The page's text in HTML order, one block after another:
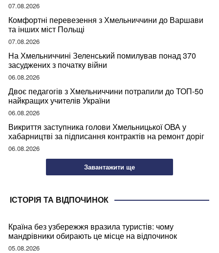
07.08.2026
Комфортні перевезення з Хмельниччини до Варшави
та інших міст Польщі
07.08.2026
На Хмельниччині Зеленський помилував понад 370
засуджених з початку війни
06.08.2026
Двоє педагогів з Хмельниччини потрапили до ТОП-50
найкращих учителів України
06.08.2026
Викриття заступника голови Хмельницької ОВА у
хабарництві за підписання контрактів на ремонт доріг
06.08.2026
Завантажити ще
ІСТОРІЯ ТА ВІДПОЧИНОК
Країна без узбережжя вразила туристів: чому
мандрівники обирають це місце на відпочинок
05.08.2026